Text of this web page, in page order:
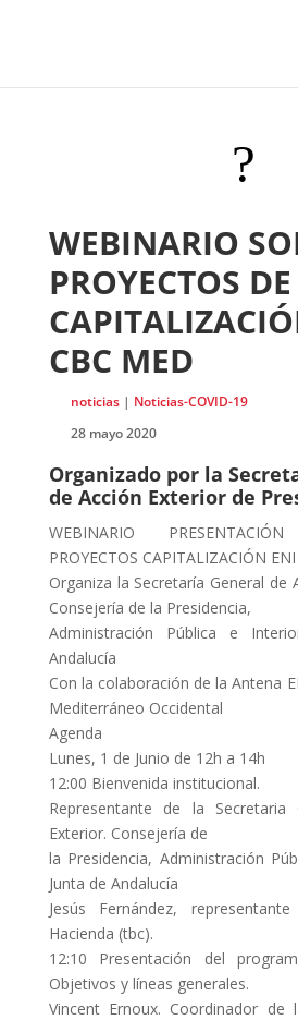
?
WEBINARIO
PROYECTOS DE
CBC MED
noticias| Noticias-COVID-19
28 mayo 2020
Organizado por la
de Acción Exterior de
WEBINARIO
PROYECTOS CAPITALIZACIÓN
Organiza la Secretaría General de
Consejería de la Presidencia,
Administración Pública e
Andalucía
Con la colaboración de la Antena
Mediterráneo Occidental
Agenda
Lunes, 1 de Junio de 12h a 14h
12:00 Bienvenida institucional.
Representante de la Secretaria
Exterior. Consejería de
la Presidencia, Administración
Junta de Andalucía
Jesús Fernández,
Hacienda (tbc).
12:10 Presentación del
Objetivos y líneas generales.
Vincent Ernoux. Coordinador de